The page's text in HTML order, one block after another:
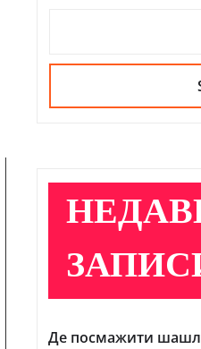
Де посмажити